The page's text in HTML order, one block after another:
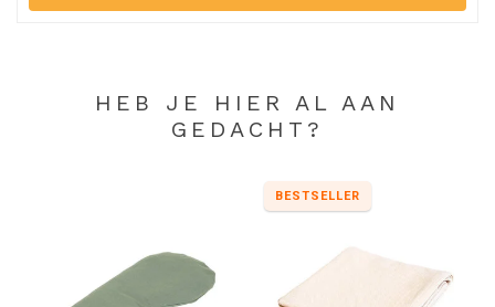
HEB JE HIER AL AAN
GEDACHT?
BESTSELLER